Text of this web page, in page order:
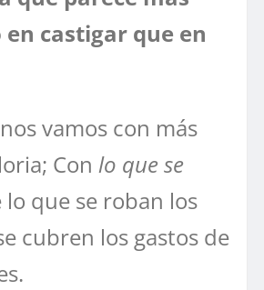
castigar que en
vamos con más
Con lo que se
lo que se roban los
cubren los gastos de